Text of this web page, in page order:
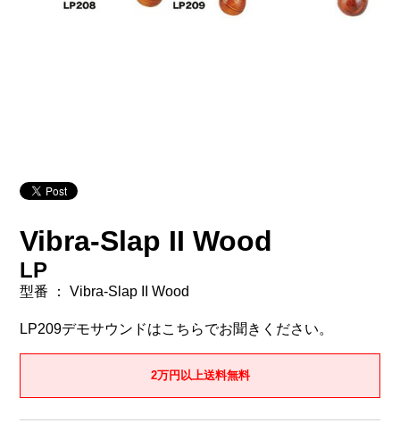
Vibra-Slap II Wood
LP
型番 ： Vibra-Slap II Wood
LP209デモサウンドはこちらでお聞きください。
2万円以上送料無料